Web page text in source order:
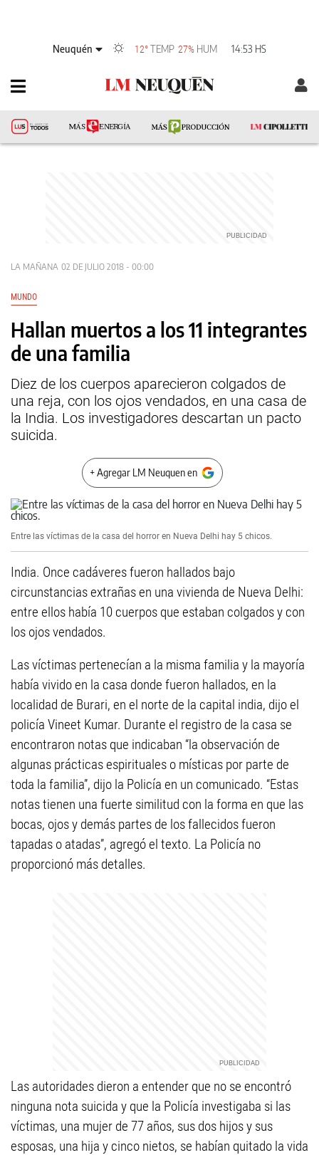
Neuquén 12°TEMP 27% HUM 14:53 HS
LA MAÑANA 02 DE JULIO 2018 - 00:00
MUNDO
Hallan muertos a los 11 integrantes
de una familia
Diez de los cuerpos aparecieron colgados de
una reja, con los ojos vendados, en una casa de
la India. Los investigadores descartan un pacto
suicida.
+ Agregar LM Neuquen en
Entre las víctimas de la casa del horror en Nueva Delhi hay 5 chicos.
India. Once cadáveres fueron hallados bajo
circunstancias extrañas en una vivienda de Nueva Delhi:
entre ellos había 10 cuerpos que estaban colgados y con
los ojos vendados.
Las víctimas pertenecían a la misma familia y la mayoría
había vivido en la casa donde fueron hallados, en la
localidad de Burari, en el norte de la capital india, dijo el
policía Vineet Kumar. Durante el registro de la casa se
encontraron notas que indicaban “la observación de
algunas prácticas espirituales o místicas por parte de
toda la familia”, dijo la Policía en un comunicado. “Estas
notas tienen una fuerte similitud con la forma en que las
bocas, ojos y demás partes de los fallecidos fueron
tapadas o atadas”, agregó el texto. La Policía no
proporcionó más detalles.
Las autoridades dieron a entender que no se encontró
ninguna nota suicida y que la Policía investigaba si las
víctimas, una mujer de 77 años, sus dos hijos y sus
esposas, una hija y cinco nietos, se habían quitado la vida